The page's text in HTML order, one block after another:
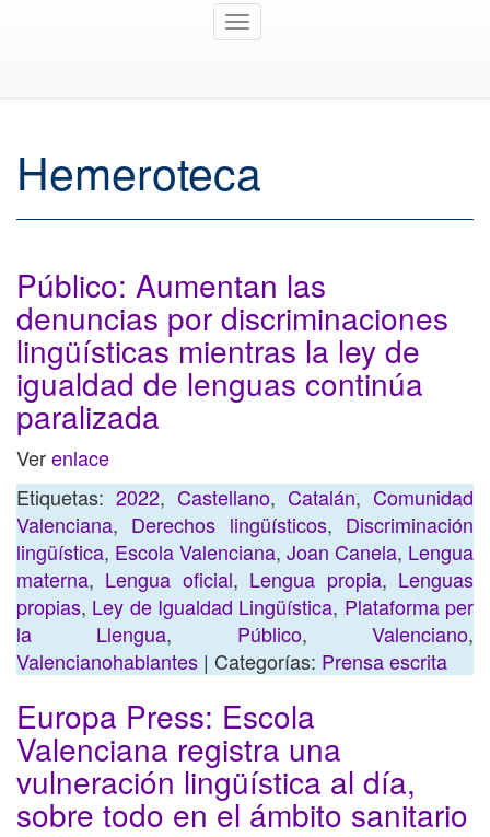
Toggle
Hemeroteca
Público: Aumentan las
denuncias por discriminaciones
lingüísticas mientras la ley de
igualdad de lenguas continúa
paralizada
Verenlace
Etiquetas: 2022, Castellano, Catalán, Comunidad
Valenciana, Derechos lingüísticos, Discriminación
lingüística, Escola Valenciana, Joan Canela, Lengua
materna, Lengua oficial, Lengua propia, Lenguas
propias, Ley de Igualdad Lingüística, Plataforma per
la Llengua, Público,Valenciano,
Valencianohablantes | Categorías: Prensa escrita
Europa Press: Escola
Valenciana registra una
vulneración lingüística al día,
sobre todo en el ámbito sanitario